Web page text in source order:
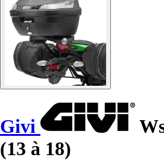
Givi
(13 à 18)